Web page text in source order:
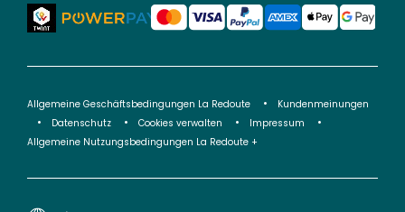
Allgemeine Geschäftsbedingungen La Redoute
Kundenmeinungen
Datenschutz
Cookies verwalten
Impressum
Allgemeine Nutzungsbedingungen La Redoute +